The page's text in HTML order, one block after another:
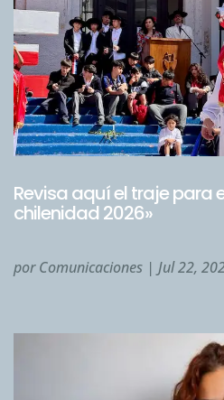
Revisa aquí el traje para
chilenidad 2026»
porComunicaciones | Jul 22,